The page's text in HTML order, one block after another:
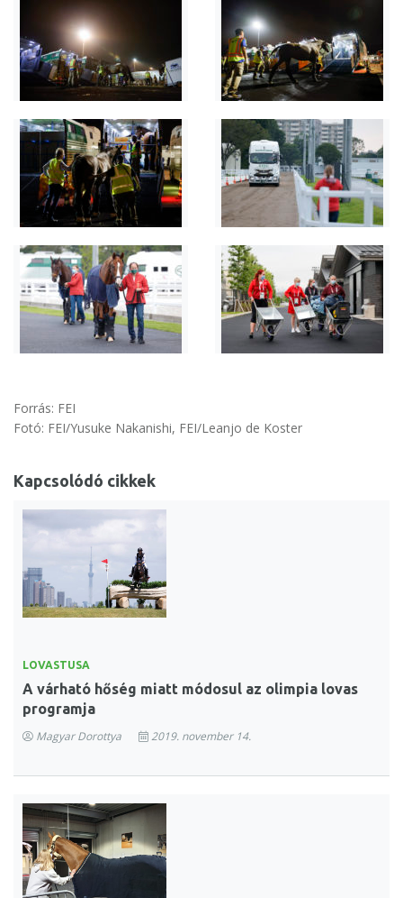
Forrás: FEI
Fotó: FEI/Yusuke Nakanishi, FEI/Leanjo de Koster
Kapcsolódó cikkek
LOVASTUSA
A várható hőség miatt módosul az olimpia lovas
programja
Magyar Dorottya 2019. november 14.